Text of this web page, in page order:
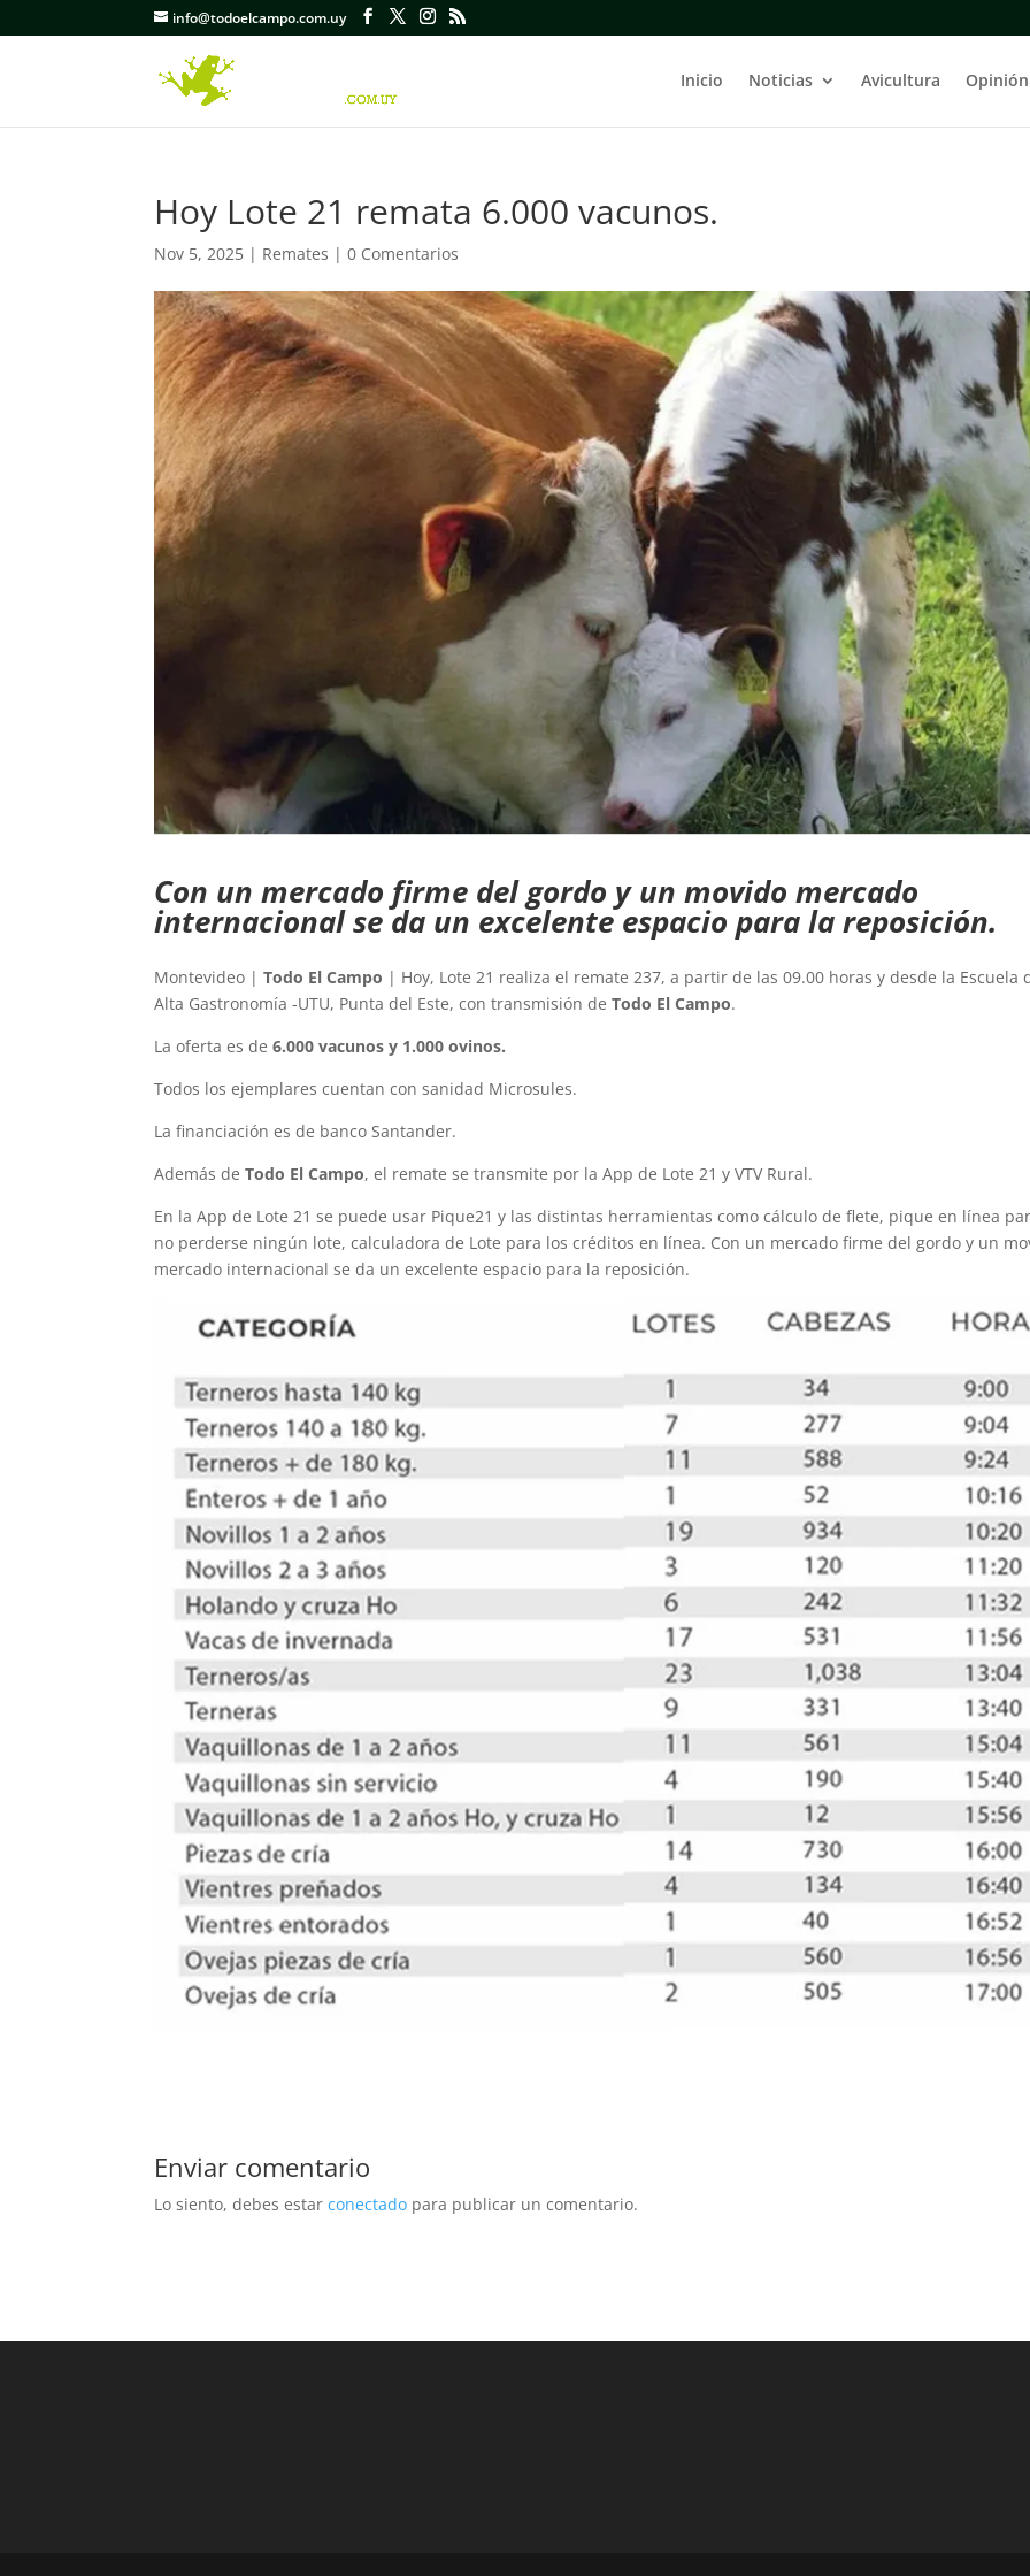
info@todoelcampo.com.uy
Inicio Noticias Avicultura Opinión
Hoy Lote 21 remata 6.000 vacunos.
Nov 5, 2025 | Remates |0 Comentarios
Con un mercado firme del gordo y un movido mercado
internacional se da un excelente espacio para la reposición.
Montevideo |Todo El Campo | Hoy, Lote 21 realiza el remate 237, a partir de las 09.00 horas y desde la Escuela
Alta Gastronomía -UTU, Punta del Este, con transmisión deTodo El Campo.
La oferta es de6.000 vacunos y 1.000 ovinos.
Todos los ejemplares cuentan con sanidad Microsules.
La financiación es de banco Santander.
Además deTodo El Campo, el remate se transmite por la App de Lote 21 y VTV Rural.
En la App de Lote 21 se puede usar Pique21 y las distintas herramientas como cálculo de flete, pique en línea
no perderse ningún lote, calculadora de Lote para los créditos en línea. Con un mercado firme del gordo y un
mercado internacional se da un excelente espacio para la reposición.
Enviar comentario
Lo siento, debes estarconectado para publicar un comentario.